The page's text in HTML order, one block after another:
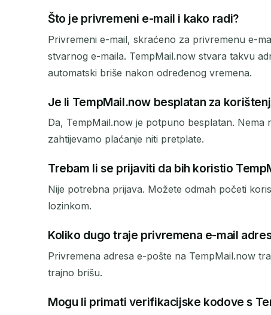
Što je privremeni e-mail i kako radi?
Privremeni e-mail, skraćeno za privremenu e-
stvarnog e-maila. TempMail.now stvara takvu
automatski briše nakon određenog vremena.
Je li TempMail.now besplatan za
Da, TempMail.now je potpuno besplatan.
zahtijevamo plaćanje niti pretplate.
Trebam li se prijaviti da bih koristio
Nije potrebna prijava. Možete odmah početi
lozinkom.
Koliko dugo traje privremena e-mail
Privremena adresa e-pošte na TempMail.now
trajno brišu.
Mogu li primati verifikacijske kodove s